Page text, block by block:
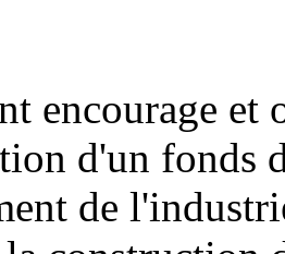
encourage et
d'un fonds
de